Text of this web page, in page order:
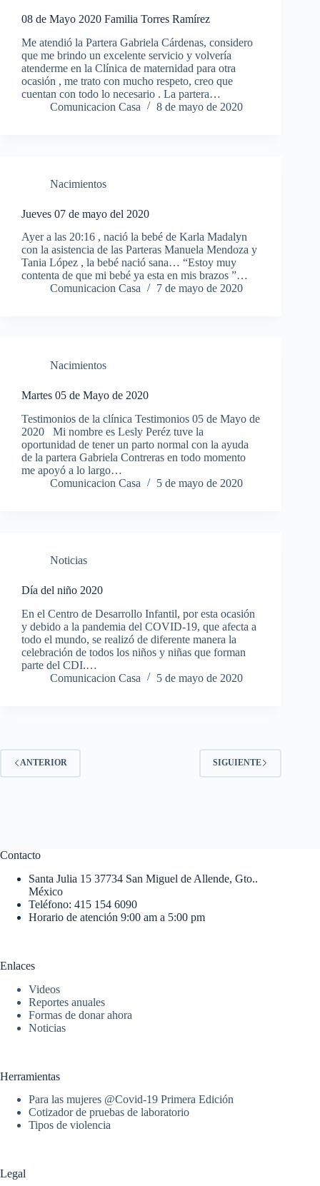
08 de Mayo 2020 Familia Torres Ramírez
Me atendió la Partera Gabriela Cárdenas, considero
que me brindo un excelente servicio y volvería
atenderme en la Clínica de maternidad para otra
ocasión , me trato con mucho respeto, creo que
cuentan con todo lo necesario . La partera…
Comunicacion Casa
8 de mayo de 2020
Nacimientos
Jueves 07 de mayo del 2020
Ayer a las 20:16 , nació la bebé de Karla Madalyn
con la asistencia de las Parteras Manuela Mendoza y
Tania López , la bebé nació sana… “Estoy muy
contenta de que mi bebé ya esta en mis brazos ”…
Comunicacion Casa
7 de mayo de 2020
Nacimientos
Martes 05 de Mayo de 2020
Testimonios de la clínica Testimonios 05 de Mayo de
2020 Mi nombre es Lesly Peréz tuve la
oportunidad de tener un parto normal con la ayuda
de la partera Gabriela Contreras en todo momento
me apoyó a lo largo…
Comunicacion Casa
5 de mayo de 2020
Noticias
Día del niño 2020
En el Centro de Desarrollo Infantil, por esta ocasión
y debido a la pandemia del COVID-19, que afecta a
todo el mundo, se realizó de diferente manera la
celebración de todos los niños y niñas que forman
parte del CDI.…
Comunicacion Casa
5 de mayo de 2020
ANTERIOR SIGUIENTE
Contacto
Santa Julia 15 37734 San Miguel de Allende, Gto..
México
Teléfono: 415 154 6090
Horario de atención 9:00 am a 5:00 pm
Enlaces
Videos
Reportes anuales
Formas de donar ahora
Noticias
Herramientas
Para las mujeres @Covid-19 Primera Edición
Cotizador de pruebas de laboratorio
Tipos de violencia
Legal